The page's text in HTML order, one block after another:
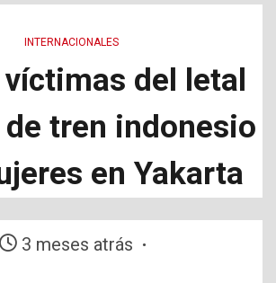
INTERNACIONALES
del letal
tren indonesio
en Yakarta
3 meses atrás